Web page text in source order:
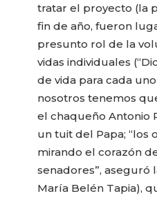
tratar el proyecto (la
fin de año, fueron
presunto rol de la
vidas individuales
de vida para cada
nosotros tenemos
el chaqueño Antonio
un tuit del Papa; “los
mirando el corazón
senadores”, aseguró
María Belén Tapia),